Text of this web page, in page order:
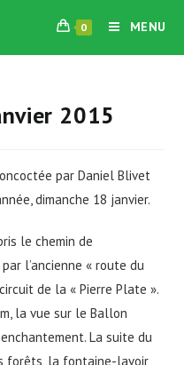
0 MENU
2015
par Daniel Blivet
dimanche 18 janvier.
le chemin de
l’ancienne « route du
de la « Pierre Plate ».
la vue sur le Ballon
La suite du
forêts, la fontaine-lavoir